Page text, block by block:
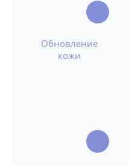
Обновление
кожи